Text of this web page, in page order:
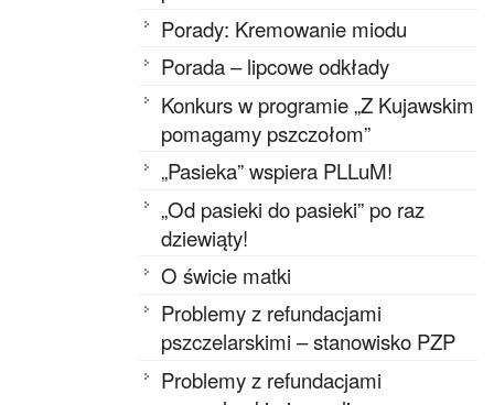
Porady: Kremowanie miodu
Porada – lipcowe odkłady
Konkurs w programie „Z Kujawskim
pomagamy pszczołom”
„Pasieka” wspiera PLLuM!
„Od pasieki do pasieki” po raz
dziewiąty!
O świcie matki
Problemy z refundacjami
pszczelarskimi – stanowisko PZP
Problemy z refundacjami